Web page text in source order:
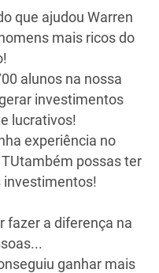
que ajudou Warren
mais ricos do
alunos na nossa
investimentos
lucrativos!
experiência no
possas ter
investimentos!
fazer a diferença na
ganhar mais